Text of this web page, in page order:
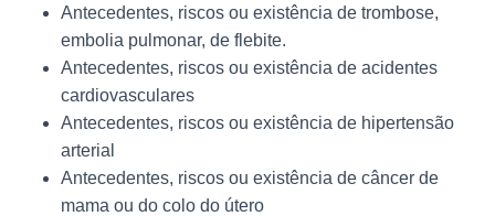
Antecedentes, riscos ou existência de trombose,
embolia pulmonar, de flebite.
Antecedentes, riscos ou existência de acidentes
cardiovasculares
Antecedentes, riscos ou existência de hipertensão
arterial
Antecedentes, riscos ou existência de câncer de
mama ou do colo do útero